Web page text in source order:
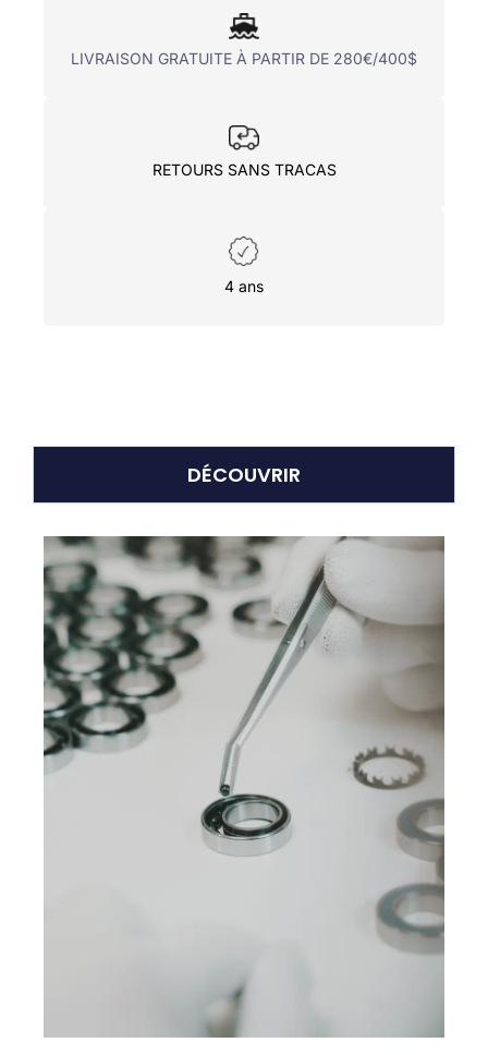
LIVRAISON GRATUITE À PARTIR DE 280€/400$
RETOURS SANS TRACAS
4 ans
DÉCOUVRIR